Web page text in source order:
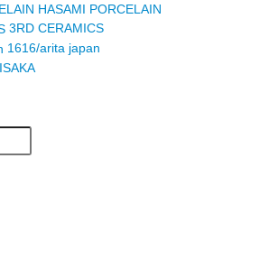
HASAMI PORCELAIN
3RD CERAMICS
1616/arita japan